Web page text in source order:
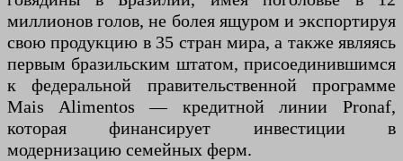
миллионов голов, не болея ящуром и экспортируя
свою продукцию в 35 стран мира, а также являясь
первым бразильским штатом, присоединившимся
к федеральной правительственной программе
Mais Alimentos — кредитной линии Pronaf,
которая финансирует инвестиции в
модернизацию семейных ферм.